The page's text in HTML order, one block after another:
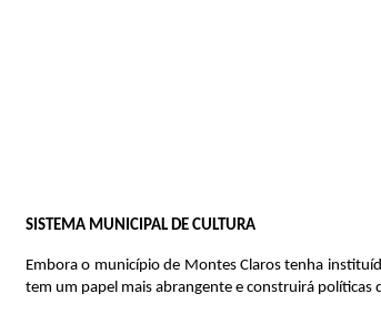
SISTEMA MUNICIPAL DE CULTURA
Embora o município de Montes Claros tenha
tem um papel mais abrangente e construirá políticas